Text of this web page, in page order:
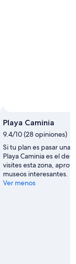
de
uso
libre
tomada
por
Paolo
Ciafardini
Playa Caminia
9.4/10 (28 opiniones)
Si tu plan es pasar
Playa Caminia es el
visites esta zona,
museos interesantes.
Ver menos